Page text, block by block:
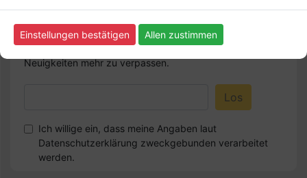
Melden Sie sich für unseren Newsletter an, um kein
Neuigkeiten mehr zu verpassen.
Ich willige ein, dass meine Angaben laut
Datenschutzerklärung zweckgebunden verarbeitet
werden.
Einstellungen bestätigen Allen zustimmen